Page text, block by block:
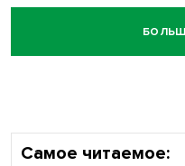
Самое читаемое: